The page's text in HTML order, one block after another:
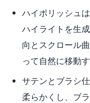
ハイポリッシュ
ハイライトを生
向とスクロール
って自然に移動す
サテンとブラシ
柔らかくし、ブ